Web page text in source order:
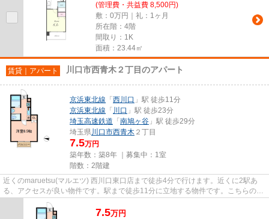
(管理費・共益費 8,500円)
敷：0万円｜礼：1ヶ月
所在階：4階
間取り：1K
面積：23.44㎡
賃貸｜アパート 川口市西青木２丁目のアパート
京浜東北線 「 西川口 」駅 徒歩11分
京浜東北線 「 川口 」駅 徒歩23分
埼玉高速鉄道 「 南鳩ヶ谷 」駅 徒歩29分
埼玉県川口市西青木 ２丁目
7.5万円
築年数：築8年 ｜募集中： 1室
階数：2階建
近くのmaruetsu(マルエツ) 西川口東口店まで徒歩4分で行けます。近くに2駅あ
る、アクセスが良い物件です。駅まで徒歩11分に立地する物件です。こちらの物
件はアパートです。VERUSへの...
7.5万円